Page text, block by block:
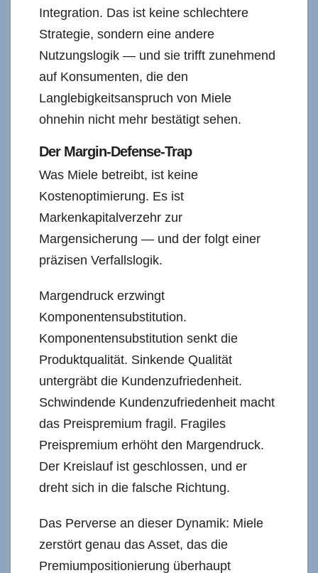
Integration. Das ist keine schlechtere
Strategie, sondern eine andere
Nutzungslogik — und sie trifft zunehmend
auf Konsumenten, die den
Langlebigkeitsanspruch von Miele
ohnehin nicht mehr bestätigt sehen.
Der Margin-Defense-Trap
Was Miele betreibt, ist keine
Kostenoptimierung. Es ist
Markenkapitalverzehr zur
Margensicherung — und der folgt einer
präzisen Verfallslogik.
Margendruck erzwingt
Komponentensubstitution.
Komponentensubstitution senkt die
Produktqualität. Sinkende Qualität
untergräbt die Kundenzufriedenheit.
Schwindende Kundenzufriedenheit macht
das Preispremium fragil. Fragiles
Preispremium erhöht den Margendruck.
Der Kreislauf ist geschlossen, und er
dreht sich in die falsche Richtung.
Das Perverse an dieser Dynamik: Miele
zerstört genau das Asset, das die
Premiumpositionierung überhaupt